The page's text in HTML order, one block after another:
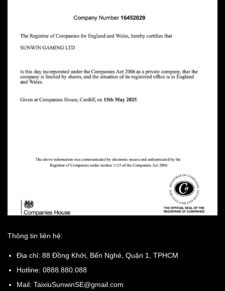
Thông tin liên hệ:
Địa chỉ: 88 Đồng Khởi, Bến Nghé, Quận 1, TPHCM
Hotline: 0888.880.088
Mail: TaixiuSunwinSE@gmail.com